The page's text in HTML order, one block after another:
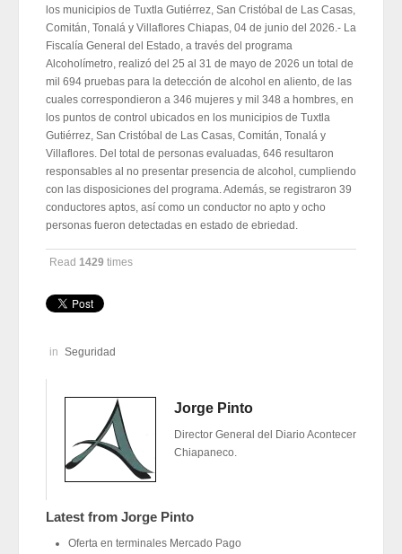
los municipios de Tuxtla Gutiérrez, San Cristóbal de Las Casas,
Comitán, Tonalá y Villaflores Chiapas, 04 de junio del 2026.- La
Fiscalía General del Estado, a través del programa
Alcoholímetro, realizó del 25 al 31 de mayo de 2026 un total de
mil 694 pruebas para la detección de alcohol en aliento, de las
cuales correspondieron a 346 mujeres y mil 348 a hombres, en
los puntos de control ubicados en los municipios de Tuxtla
Gutiérrez, San Cristóbal de Las Casas, Comitán, Tonalá y
Villaflores. Del total de personas evaluadas, 646 resultaron
responsables al no presentar presencia de alcohol, cumpliendo
con las disposiciones del programa. Además, se registraron 39
conductores aptos, así como un conductor no apto y ocho
personas fueron detectadas en estado de ebriedad.
Read 1429 times
in Seguridad
Jorge Pinto
Director General del Diario Acontecer
Chiapaneco.
Latest from Jorge Pinto
Oferta en terminales Mercado Pago